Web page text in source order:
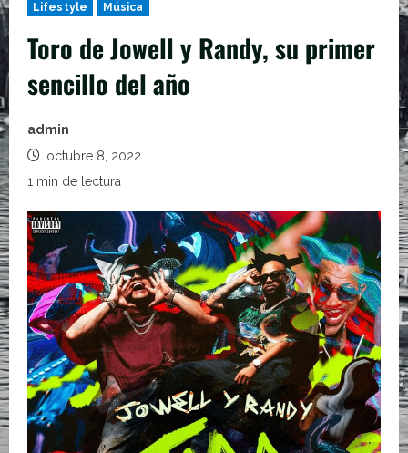
Lifestyle Música
Toro de Jowell y Randy, su primer
sencillo del año
admin
octubre 8, 2022
1 min de lectura